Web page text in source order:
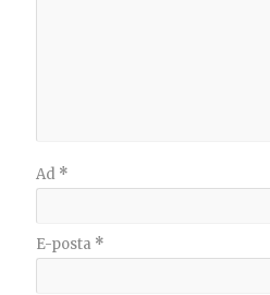
Ad *
E-posta *